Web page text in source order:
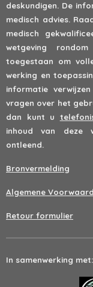
deskundigen. De
medisch advies.
medisch
wetgeving
toegestaan om
werking en
informatie
vragen over het
dan kunt u
inhoud van deze
ontleend.
Bronvermelding
Algemene
Retour formulier
In samenwerking met: